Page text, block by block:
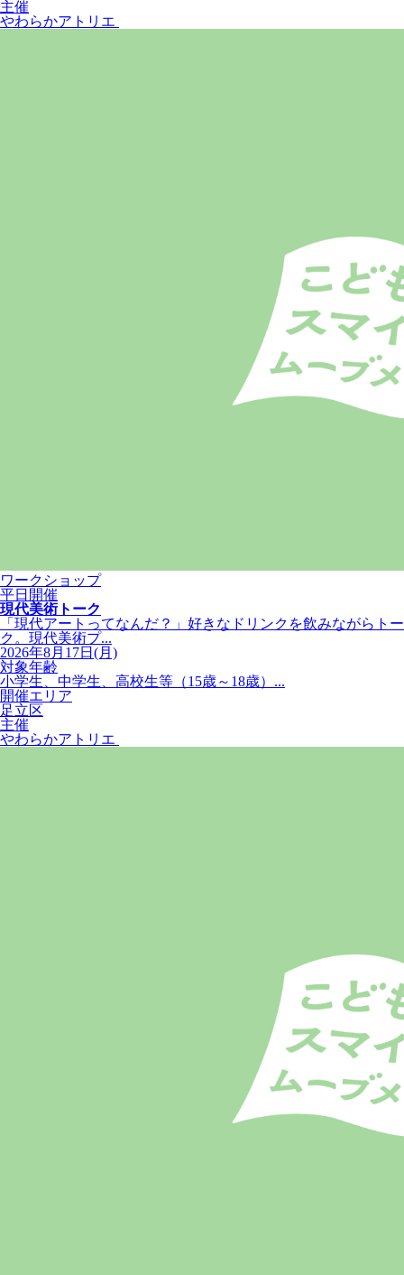
主催
やわらかアトリエ
ワークショップ
平日開催
現代美術トーク
「現代アートってなんだ？」好きなドリンクを飲みながらトー
ク。現代美術プ...
2026年8月17日(月)
対象年齢
小学生、中学生、高校生等（15歳～18歳）...
開催エリア
足立区
主催
やわらかアトリエ